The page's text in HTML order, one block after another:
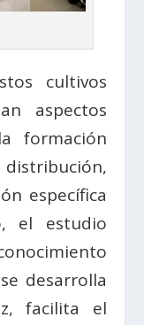
cultivos
aspectos
formación
específica
el estudio
desarrolla
facilita el